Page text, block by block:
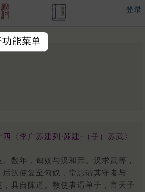
能菜单
登录
四〈李广苏建列·苏建·（子）苏武〉
数年，匈奴与汉和亲。汉求武等，
后汉使复至匈奴，常惠请其守者与
，具自陈道。教使者谓单于，言天子